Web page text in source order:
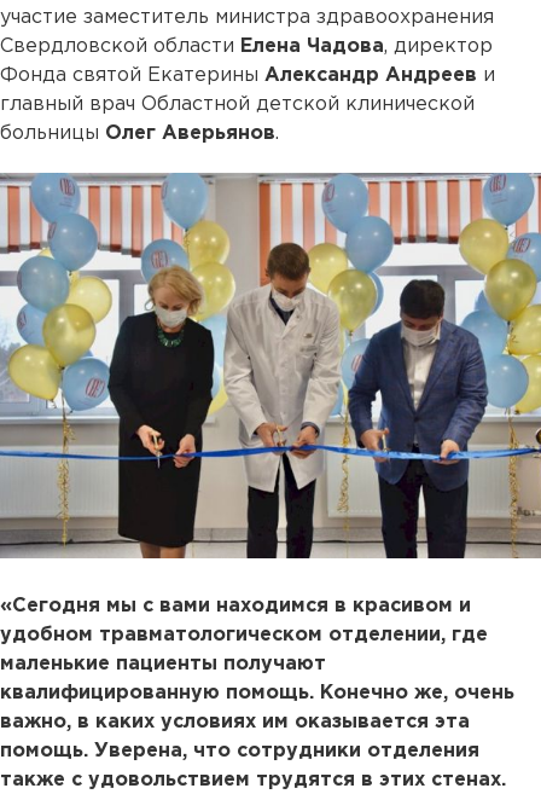
участие заместитель министра здравоохранения
Свердловской области Елена Чадова, директор
Фонда святой Екатерины Александр Андреев и
главный врач Областной детской клинической
больницы Олег Аверьянов.
«Сегодня мы с вами находимся в красивом и
удобном травматологическом отделении, где
маленькие пациенты получают
квалифицированную помощь. Конечно же, очень
важно, в каких условиях им оказывается эта
помощь. Уверена, что сотрудники отделения
также с удовольствием трудятся в этих стенах.